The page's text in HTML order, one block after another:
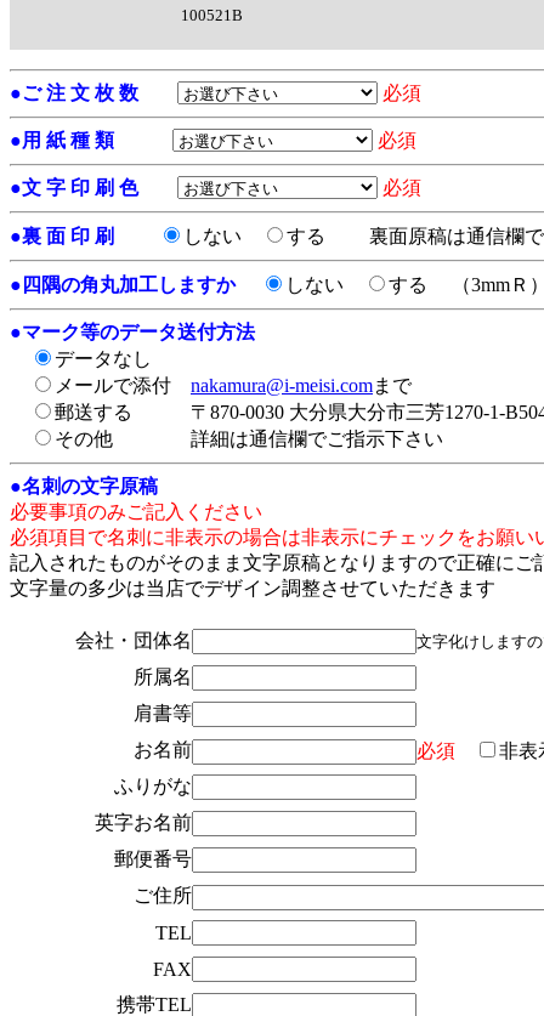
100521B
●ご 注 文 枚 数 必須
●用 紙 種 類 必須
●文 字 印 刷 色 必須
●裏 面 印 刷 しない する 裏面原稿は通信欄
● 四隅の角丸加工しますか しない する （3mmＲ
●マーク等のデータ送付方法
データなし
メールで添付 nakamura@i-meisi.comまで
郵送する 〒870-0030 大分県大分市三芳1270-1-
その他 詳細は通信欄でご指示下さい
●名刺の文字原稿
必要事項のみご記入ください
必須項目で名刺に非表示の場合は非表示にチェックをお願い
記入されたものがそのまま文字原稿となりますので正確にご
文字量の多少は当店でデザイン調整させていただきます
会社・団体名 文字化けします
所属名
肩書等
お名前
必須
非表
ふりがな
英字お名前
郵便番号
ご住所
TEL
FAX
携帯TEL